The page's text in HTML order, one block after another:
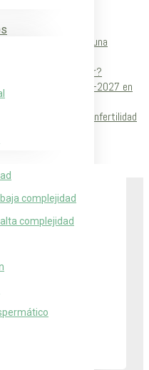
complejidad
complejidad
más precisa de una
no logran fertilizar?
el Fellowship 2026–2027 en
que puede causar infertilidad